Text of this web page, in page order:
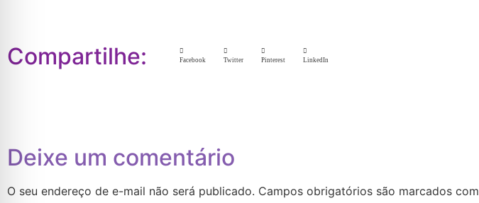
Compartilhe: Facebook Twitter Pinterest LinkedIn
Deixe um comentário
O seu endereço de e-mail não será publicado. Campos obrigatórios são marcados com